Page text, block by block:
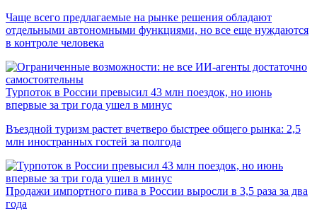
Чаще всего предлагаемые на рынке решения обладают
отдельными автономными функциями, но все еще нуждаются
в контроле человека
Турпоток в России превысил 43 млн поездок, но июнь
впервые за три года ушел в минус
Въездной туризм растет вчетверо быстрее общего рынка: 2,5
млн иностранных гостей за полгода
Продажи импортного пива в России выросли в 3,5 раза за два
года